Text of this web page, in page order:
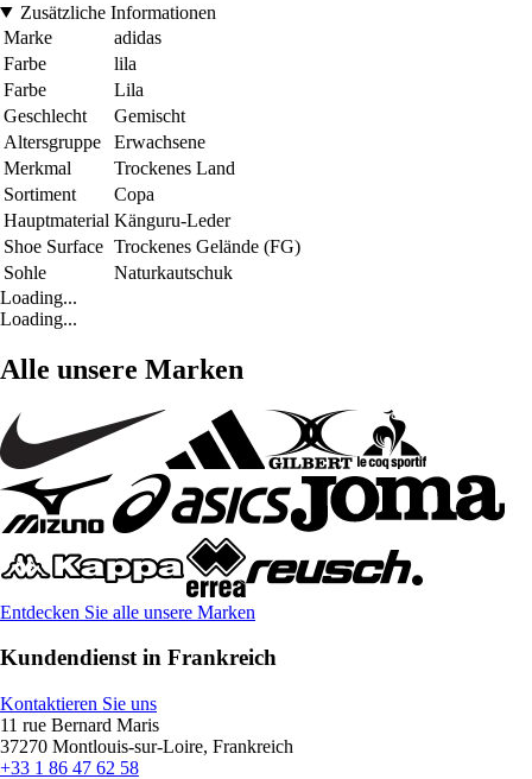
Zusätzliche Informationen
Marke
adidas
Farbe
lila
Farbe
Lila
Geschlecht
Gemischt
Altersgruppe
Erwachsene
Merkmal
Trockenes Land
Sortiment
Copa
Hauptmaterial Känguru-Leder
Shoe Surface Trockenes Gelände (FG)
Sohle
Naturkautschuk
Loading...
Loading...
Alle unsere Marken
Entdecken Sie alle unsere Marken
Kundendienst in Frankreich
Kontaktieren Sie uns
11 rue Bernard Maris
37270 Montlouis-sur-Loire, Frankreich
+33 1 86 47 62 58